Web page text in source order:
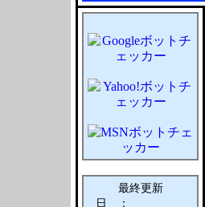
最終更新
日 ：